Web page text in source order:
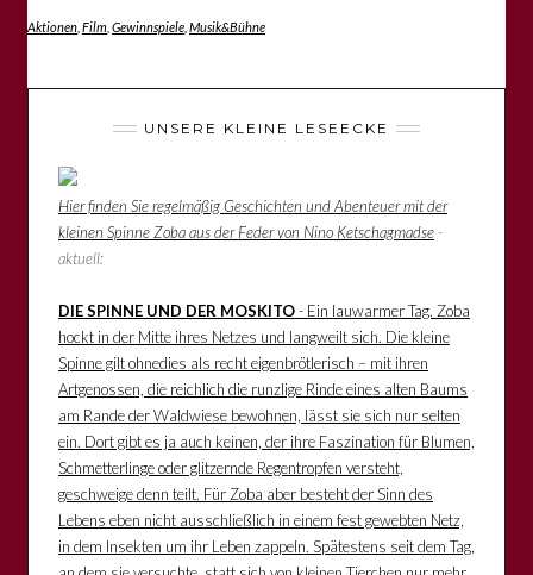
Aktionen Film Gewinnspiele Musik&Bühne
UNSERE KLEINE LESEECKE
Hier finden Sie regelmäßig Geschichten und Abenteuer mit der
kleinen Spinne Zoba aus der Feder von Nino Ketschagmadse-
aktuell:
DIE SPINNE UND DER MOSKITO- Ein lauwarmer Tag. Zoba
hockt in der Mitte ihres Netzes und langweilt sich. Die kleine
Spinne gilt ohnedies als recht eigenbrötlerisch – mit ihren
Artgenossen, die reichlich die runzlige Rinde eines alten Baums
am Rande der Waldwiese bewohnen, lässt sie sich nur selten
ein. Dort gibt es ja auch keinen, der ihre Faszination für Blumen,
Schmetterlinge oder glitzernde Regentropfen versteht,
geschweige denn teilt. Für Zoba aber besteht der Sinn des
Lebens eben nicht ausschließlich in einem fest gewebten Netz,
in dem Insekten um ihr Leben zappeln. Spätestens seit dem Tag,